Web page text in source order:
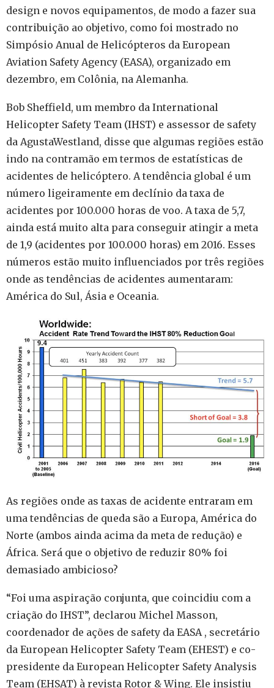
design e novos equipamentos, de modo a fazer sua
contribuição ao objetivo, como foi mostrado no
Simpósio Anual de Helicópteros da European
Aviation Safety Agency (EASA), organizado em
dezembro, em Colônia, na Alemanha.
Bob Sheffield, um membro da International
Helicopter Safety Team (IHST) e assessor de safety
da AgustaWestland, disse que algumas regiões estão
indo na contramão em termos de estatísticas de
acidentes de helicóptero. A tendência global é um
número ligeiramente em declínio da taxa de
acidentes por 100.000 horas de voo. A taxa de 5,7,
ainda está muito alta para conseguir atingir a meta
de 1,9 (acidentes por 100.000 horas) em 2016. Esses
números estão muito influenciados por três regiões
onde as tendências de acidentes aumentaram:
América do Sul, Ásia e Oceania.
As regiões onde as taxas de acidente entraram em
uma tendências de queda são a Europa, América do
Norte (ambos ainda acima da meta de redução) e
África. Será que o objetivo de reduzir 80% foi
demasiado ambicioso?
“Foi uma aspiração conjunta, que coincidiu com a
criação do IHST”, declarou Michel Masson,
coordenador de ações de safety da EASA , secretário
da European Helicopter Safety Team (EHEST) e co-
presidente da European Helicopter Safety Analysis
Team (EHSAT) à revista Rotor & Wing. Ele insistiu